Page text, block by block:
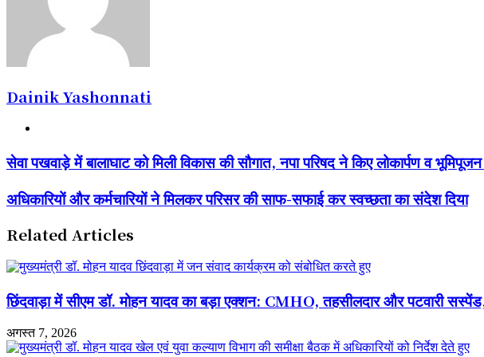
Dainik Yashonnati
सेवा
पखवाड़े
बालाघाट
मिली
विकास
की
सौगात,
परिषद
किए
लोकार्पण
सेवा पखवाड़े में बालाघाट को मिली विकास की सौगात, नपा परिषद ने किए लोकार्पण व
अधिकारियों
और
ने
परिसर
साफ-
सफाई
स्वच्छता
का
अधिकारियों और कर्मचारियों ने मिलकर परिसर की साफ-सफाई कर स्वच्छता का संदेश दिया
Related Articles
छिंदवाड़ा में सीएम डॉ. मोहन यादव का बड़ा एक्शन: CMHO, तहसीलदार और पटवारी सस्पेंड,
अगस्त 7, 2026